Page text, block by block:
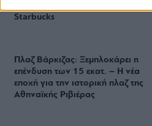
Starbucks
Πλαζ Βάρκιζας: Ξεμπλοκάρει η
επένδυση των 15 εκατ. – Η νέα
εποχή για την ιστορική πλαζ της
Αθηναϊκής Ριβιέρας